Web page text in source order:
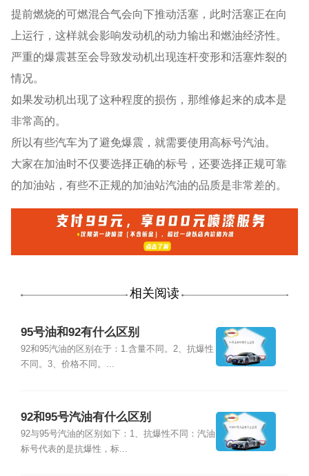
提前燃烧的可燃混合气会向下推动活塞，此时活塞正在向
上运行，这样就会影响发动机的动力输出和燃油经济性。
严重的爆震甚至会导致发动机出现连杆变形和活塞炸裂的
情况。
如果发动机出现了这种程度的损伤，那维修起来的成本是
非常高的。
所以有些汽车为了避免爆震，就需要使用高标号汽油。
大家在加油时不仅要选择正确的标号，还要选择正规可靠
的加油站，有些不正规的加油站汽油的品质是非常差的。
相关阅读
95号油和92有什么区别
92和95汽油的区别在于：1.含量不同。2、抗爆性
不同。3、价格不同。...
92和95号汽油有什么区别
92与95号汽油的区别如下：1、抗爆性不同：汽油
标号代表的是抗爆性，标...